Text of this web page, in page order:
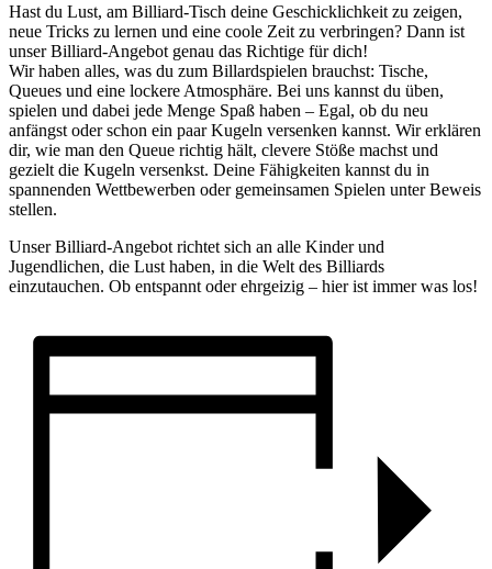
Hast du Lust, am Billiard-Tisch deine Geschicklichkeit zu zeigen,
neue Tricks zu lernen und eine coole Zeit zu verbringen? Dann ist
unser Billiard-Angebot genau das Richtige für dich!
Wir haben alles, was du zum Billardspielen brauchst: Tische,
Queues und eine lockere Atmosphäre. Bei uns kannst du üben,
spielen und dabei jede Menge Spaß haben – Egal, ob du neu
anfängst oder schon ein paar Kugeln versenken kannst. Wir erklären
dir, wie man den Queue richtig hält, clevere Stöße machst und
gezielt die Kugeln versenkst. Deine Fähigkeiten kannst du in
spannenden Wettbewerben oder gemeinsamen Spielen unter Beweis
stellen.
Unser Billiard-Angebot richtet sich an alle Kinder und
Jugendlichen, die Lust haben, in die Welt des Billiards
einzutauchen. Ob entspannt oder ehrgeizig – hier ist immer was los!